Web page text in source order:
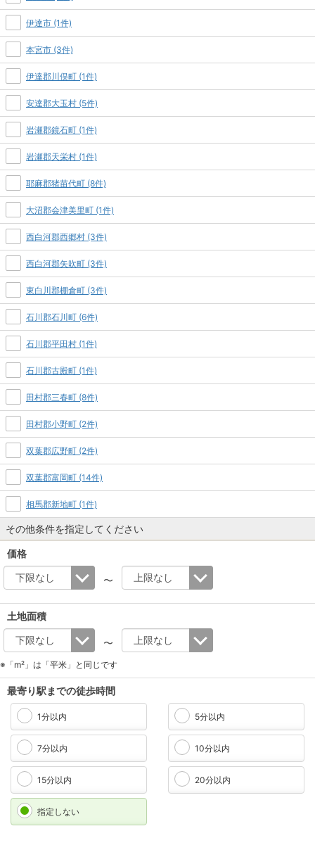
伊達市 (1件)
本宮市 (3件)
伊達郡川俣町 (1件)
安達郡大玉村 (5件)
岩瀬郡鏡石町 (1件)
岩瀬郡天栄村 (1件)
耶麻郡猪苗代町 (8件)
大沼郡会津美里町 (1件)
西白河郡西郷村 (3件)
西白河郡矢吹町 (3件)
東白川郡棚倉町 (3件)
石川郡石川町 (6件)
石川郡平田村 (1件)
石川郡古殿町 (1件)
田村郡三春町 (8件)
田村郡小野町 (2件)
双葉郡広野町 (2件)
双葉郡富岡町 (14件)
相馬郡新地町 (1件)
その他条件を指定してください
価格
〜
土地面積
〜
※「m²」は「平米」と同じです
最寄り駅までの徒歩時間
1分以内 5分以内
7分以内 10分以内
15分以内 20分以内
指定しない